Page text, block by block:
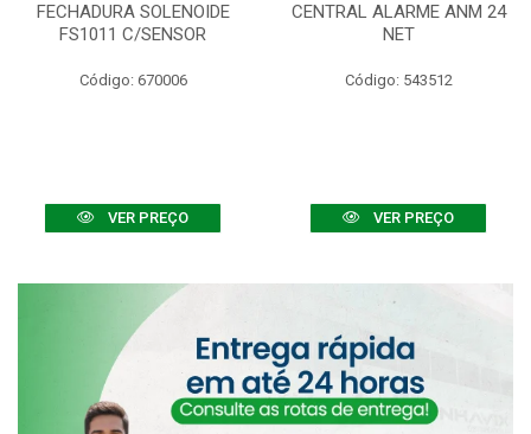
FECHADURA SOLENOIDE
FS1011 C/SENSOR
Código: 670006
VER PREÇO
CENTRAL ALARME ANM 24
NET
Código: 543512
VER PREÇO